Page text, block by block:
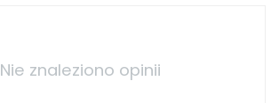
Nie znaleziono opinii